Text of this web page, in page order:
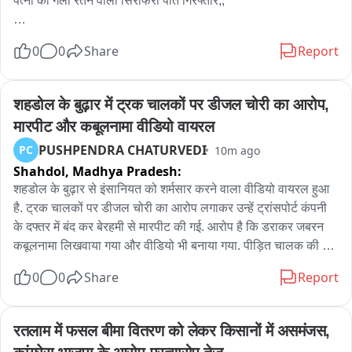
जानलेवा हमला,
महिला की हालत गंभीर जिला अस्पताल सूरजपुर में इलाज जारी,,
आरोपी पति गिरफ्तार,
कुदरगढ़ इलाके के भवरखो गांव का मामला,,
0 0 Share Report
शहडोल के बुढ़ार में ट्रक चालकों पर डीजल चोरी का आरोप,
मारपीट और कबूलनामा वीडियो वायरल
PC PUSHPENDRA CHATURVEDI 10m ago
Shahdol, Madhya Pradesh:
शहडोल के बुढ़ार से इंसानियत को शर्मसार करने वाला वीडियो वायरल हुआ
है. ट्रक चालकों पर डीजल चोरी का आरोप लगाकर उन्हें ट्रांसपोर्ट कंपनी
के दफ्तर में बंद कर बेरहमी से मारपीट की गई. आरोप है कि डराकर जबरन
कबूलनामा लिखवाया गया और वीडियो भी बनाया गया. पीड़ित चालक की
थाना क्षेत्र के हिन्द ट्रांसपोर्ट कार्यालय का है. वायरल वीडियो में कुछ लोग
मोहम्मद ने शिकायत में बताया कि पिछले दिनों उसे और उसके चार साथी
चालकों को ट्रांसपोर्ट कार्यालय बुलाया गया था. आरोप है कि वहां उन्हें कमरे
0 0 Share Report
रतलाम में फसल बीमा वितरण को लेकर किसानों में असमंजस,